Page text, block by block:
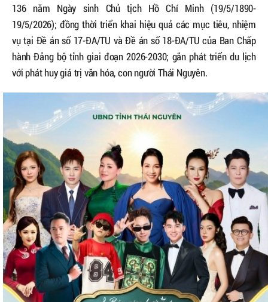
136 năm Ngày sinh Chủ tịch Hồ Chí Minh (19/5/1890-
19/5/2026); đồng thời triển khai hiệu quả các mục tiêu, nhiệm
vụ tại Đề án số 17-ĐA/TU và Đề án số 18-ĐA/TU của Ban Chấp
hành Đảng bộ tỉnh giai đoạn 2026-2030; gắn phát triển du lịch
với phát huy giá trị văn hóa, con người Thái Nguyên.